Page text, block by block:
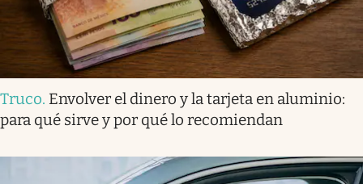
Truco. Envolver el dinero y la tarjeta en aluminio:
para qué sirve y por qué lo recomiendan